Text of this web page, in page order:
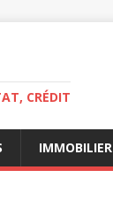
CRÉDIT
IMMOBILIER